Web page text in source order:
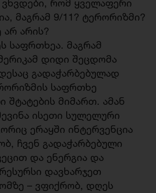
ვხვდები, რომ ყველაფერი
მაგრამ 9/11? ტერორიზმი?
არის?
საფრთხეა. მაგრამ
დიდი შეცდომა
გადაჭარბებულად
საფრთხე
შტატების მიმართ. ამან
ისეთი სულელური
ერაყში ინტერვენცია
ჩვენ გადაჭარბებული
და ენერგია და
დავხარჯეთ
– ვფიქრობ, დღეს